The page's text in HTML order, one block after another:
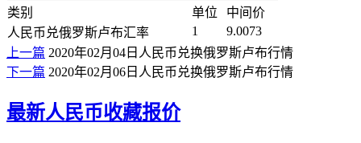
类别
单位
中间价
人民币兑俄罗斯卢布汇率
1
9.0073
上一篇 2020年02月04日人民币兑换俄罗斯卢布行情
下一篇 2020年02月06日人民币兑换俄罗斯卢布行情
最新人民币收藏报价